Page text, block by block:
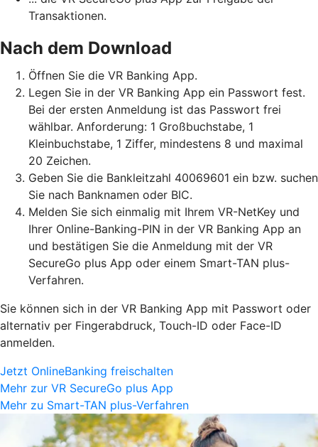
Transaktionen.
Nach dem Download
Öffnen Sie die VR Banking App.
Legen Sie in der VR Banking App ein Passwort fest.
Bei der ersten Anmeldung ist das Passwort frei
wählbar. Anforderung: 1 Großbuchstabe, 1
Kleinbuchstabe, 1 Ziffer, mindestens 8 und maximal
20 Zeichen.
Geben Sie die Bankleitzahl 40069601 ein bzw. suchen
Sie nach Banknamen oder BIC.
Melden Sie sich einmalig mit Ihrem VR-NetKey und
Ihrer Online-Banking-PIN in der VR Banking App an
und bestätigen Sie die Anmeldung mit der VR
SecureGo plus App oder einem Smart-TAN plus-
Verfahren.
Sie können sich in der VR Banking App mit Passwort oder
alternativ per Fingerabdruck, Touch-ID oder Face-ID
anmelden.
Jetzt OnlineBanking freischalten
Mehr zur VR SecureGo plus App
Mehr zu Smart-TAN plus-Verfahren